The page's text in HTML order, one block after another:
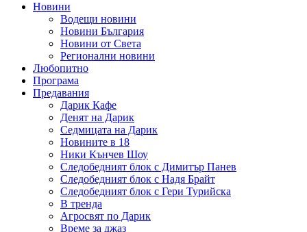
Новини
Водещи новини
Новини България
Новини от Света
Регионални новини
Любопитно
Програма
Предавания
Дарик Кафе
Денят на Дарик
Седмицата на Дарик
Новините в 18
Ники Кънчев Шоу
Следобедният блок с Димитър Панев
Следобедният блок с Надя Брайт
Следобедният блок с Гери Турийска
В тренда
Агросвят по Дарик
Време за джаз